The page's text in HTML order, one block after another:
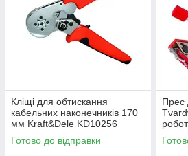
Кліщі для обтискання
кабельних наконечників 170
мм Kraft&Dele KD10256
обтискач кабельних гнізд
Готово до відправки
Прес